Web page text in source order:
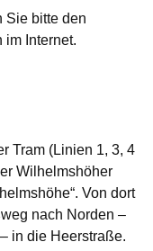
Sie bitte den
im Internet.
Tram (Linien 1, 3, 4
Wilhelmshöher
Von dort
nach Norden –
in die Heerstraße.